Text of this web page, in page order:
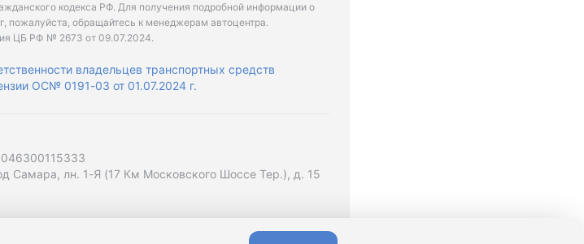
кодекса РФ. Для получения подробной информации о
пожалуйста, обращайтесь к менеджерам автоцентра.
ЦБ РФ № 2673 от 09.07.2024.
владельцев транспортных средств
ОС№ 0191-03 от 01.07.2024 г.
Самара, лн. 1-Я (17 Км Московского Шоссе Тер.), д. 15